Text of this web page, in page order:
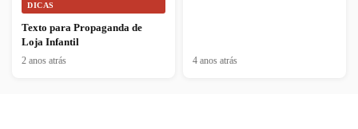
DICAS
Texto para Propaganda de
Loja Infantil
2 anos atrás 4 anos atrás